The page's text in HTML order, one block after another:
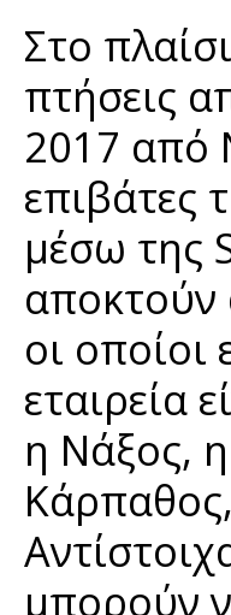
Στο
πτήσεις
2017 από
επιβάτες
μέσω της
αποκτούν
οι
εταιρεία
η Νάξος,
μπορούν